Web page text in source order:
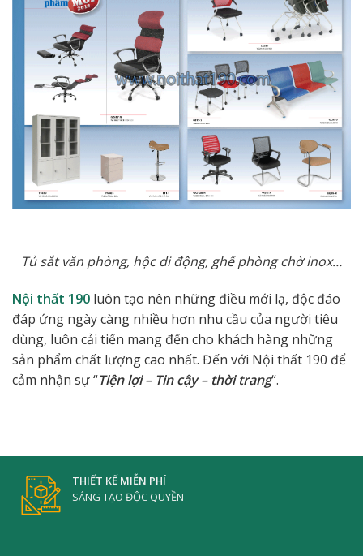
Tủ sắt văn phòng, hộc di động, ghế phòng chờ inox…
Nội thất 190 luôn tạo nên những điều mới lạ, độc đáo
đáp ứng ngày càng nhiều hơn nhu cầu của người tiêu
dùng, luôn cải tiến mang đến cho khách hàng những
sản phẩm chất lượng cao nhất. Đến với Nội thất 190 để
cảm nhận sự “Tiện lợi – Tin cậy – thời trang“.
THIẾT KẾ MIỄN PHÍ
SÁNG TẠO ĐỘC QUYỀN